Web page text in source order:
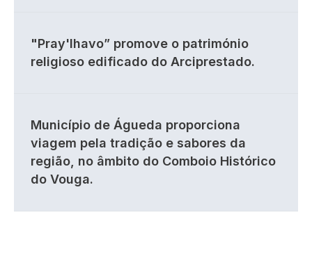
"Pray'lhavo” promove o património
religioso edificado do Arciprestado.
Município de Águeda proporciona
viagem pela tradição e sabores da
região, no âmbito do Comboio Histórico
do Vouga.